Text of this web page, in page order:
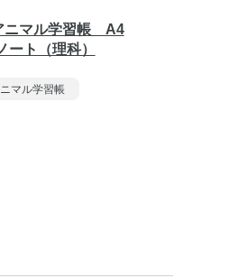
ニマル学習帳 A4
ート（理科）
マル学習帳